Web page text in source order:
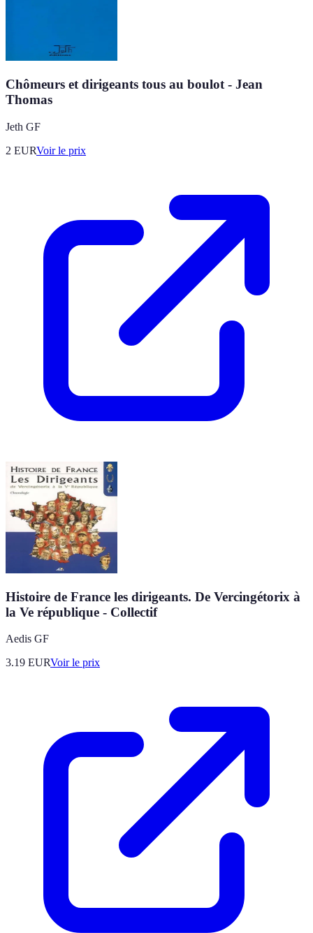
Chômeurs et dirigeants tous au boulot - Jean
Thomas
Jeth GF
2 EURVoir le prix
Histoire de France les dirigeants. De Vercingétorix à
la Ve république - Collectif
Aedis GF
3.19 EURVoir le prix